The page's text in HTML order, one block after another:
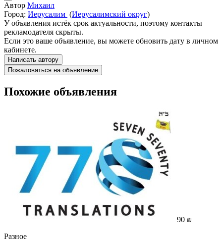
Автор Михаил
Город: Иерусалим (Иерусалимский округ)
У объявления истёк срок актуальности, поэтому контакты
рекламодателя скрыты.
Если это ваше объявление, вы можете обновить дату в личном
кабинете.
Написать автору
Пожаловаться на объявление
Похожие объявления
90 ₪
Разное